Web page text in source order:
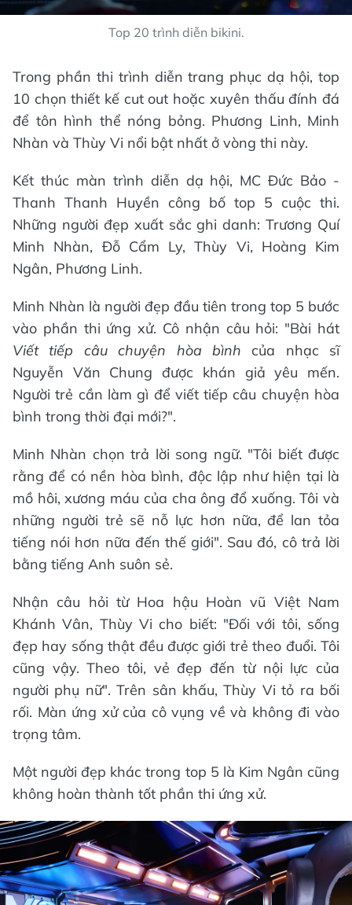
Top 20 trình diễn bikini.
Trong phần thi trình diễn trang phục dạ hội, top
10 chọn thiết kế cut out hoặc xuyên thấu đính đá
để tôn hình thể nóng bỏng. Phương Linh, Minh
Nhàn và Thùy Vi nổi bật nhất ở vòng thi này.
Kết thúc màn trình diễn dạ hội, MC Đức Bảo -
Thanh Thanh Huyền công bố top 5 cuộc thi.
Những người đẹp xuất sắc ghi danh: Trương Quí
Minh Nhàn, Đỗ Cẩm Ly, Thùy Vi, Hoàng Kim
Ngân, Phương Linh.
Minh Nhàn là người đẹp đầu tiên trong top 5 bước
vào phần thi ứng xử. Cô nhận câu hỏi: "Bài hát
Viết tiếp câu chuyện hòa bình của nhạc sĩ
Nguyễn Văn Chung được khán giả yêu mến.
Người trẻ cần làm gì để viết tiếp câu chuyện hòa
bình trong thời đại mới?".
Minh Nhàn chọn trả lời song ngữ. "Tôi biết được
rằng để có nền hòa bình, độc lập như hiện tại là
mồ hôi, xương máu của cha ông đổ xuống. Tôi và
những người trẻ sẽ nỗ lực hơn nữa, để lan tỏa
tiếng nói hơn nữa đến thế giới". Sau đó, cô trả lời
bằng tiếng Anh suôn sẻ.
Nhận câu hỏi từ Hoa hậu Hoàn vũ Việt Nam
Khánh Vân, Thùy Vi cho biết: "Đối với tôi, sống
đẹp hay sống thật đều được giới trẻ theo đuổi. Tôi
cũng vậy. Theo tôi, vẻ đẹp đến từ nội lực của
người phụ nữ". Trên sân khấu, Thùy Vi tỏ ra bối
rối. Màn ứng xử của cô vụng về và không đi vào
trọng tâm.
Một người đẹp khác trong top 5 là Kim Ngân cũng
không hoàn thành tốt phần thi ứng xử.